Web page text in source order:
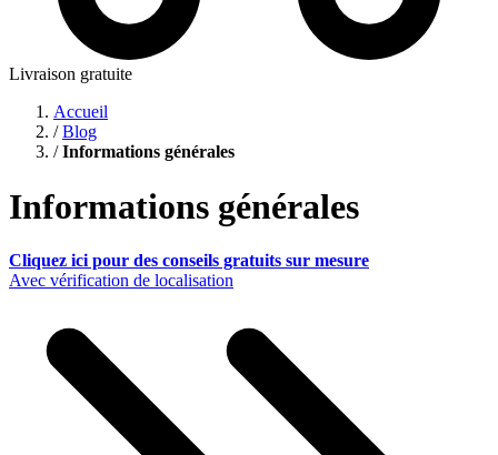
Livraison gratuite
Accueil
/Blog
/Informations générales
Informations générales
Cliquez ici pour des conseils gratuits sur mesure
Avec vérification de localisation